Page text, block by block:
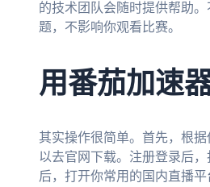
的技术团队会随时提供帮助
题，不影响你观看比赛。
用番茄加速
其实操作很简单。首先，根
以去官网下载。注册登录后
后，打开你常用的国内直播